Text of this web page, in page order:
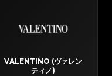
VALENTINO (ヴァレン
ティノ)